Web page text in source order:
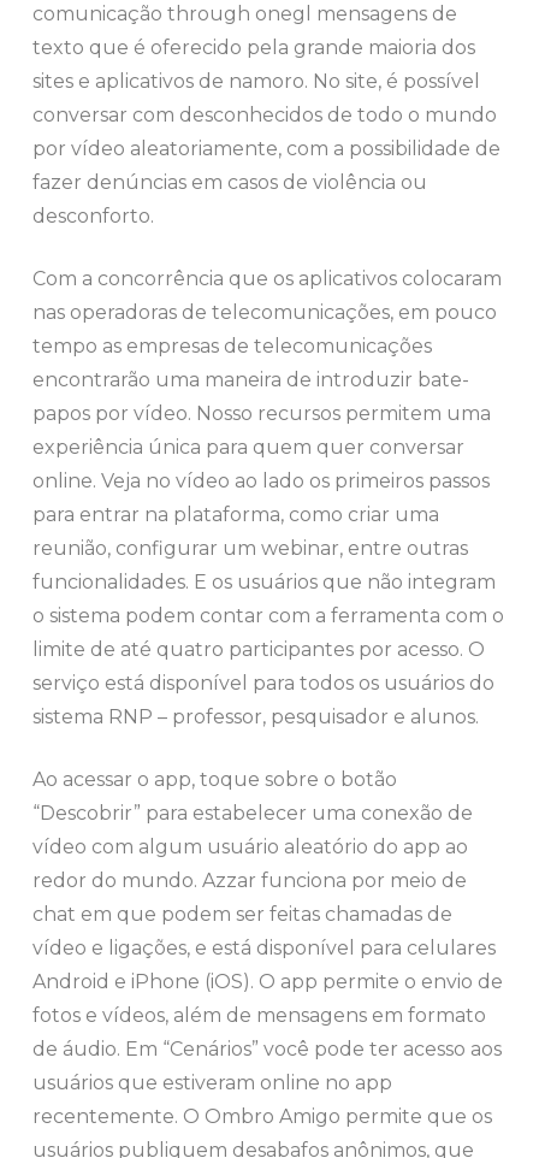
comunicação through onegl mensagens de
texto que é oferecido pela grande maioria dos
sites e aplicativos de namoro. No site, é possível
conversar com desconhecidos de todo o mundo
por vídeo aleatoriamente, com a possibilidade de
fazer denúncias em casos de violência ou
desconforto.
Com a concorrência que os aplicativos colocaram
nas operadoras de telecomunicações, em pouco
tempo as empresas de telecomunicações
encontrarão uma maneira de introduzir bate-
papos por vídeo. Nosso recursos permitem uma
experiência única para quem quer conversar
online. Veja no vídeo ao lado os primeiros passos
para entrar na plataforma, como criar uma
reunião, configurar um webinar, entre outras
funcionalidades. E os usuários que não integram
o sistema podem contar com a ferramenta com o
limite de até quatro participantes por acesso. O
serviço está disponível para todos os usuários do
sistema RNP – professor, pesquisador e alunos.
Ao acessar o app, toque sobre o botão
“Descobrir” para estabelecer uma conexão de
vídeo com algum usuário aleatório do app ao
redor do mundo. Azzar funciona por meio de
chat em que podem ser feitas chamadas de
vídeo e ligações, e está disponível para celulares
Android e iPhone (iOS). O app permite o envio de
fotos e vídeos, além de mensagens em formato
de áudio. Em “Cenários” você pode ter acesso aos
usuários que estiveram online no app
recentemente. O Ombro Amigo permite que os
usuários publiquem desabafos anônimos, que